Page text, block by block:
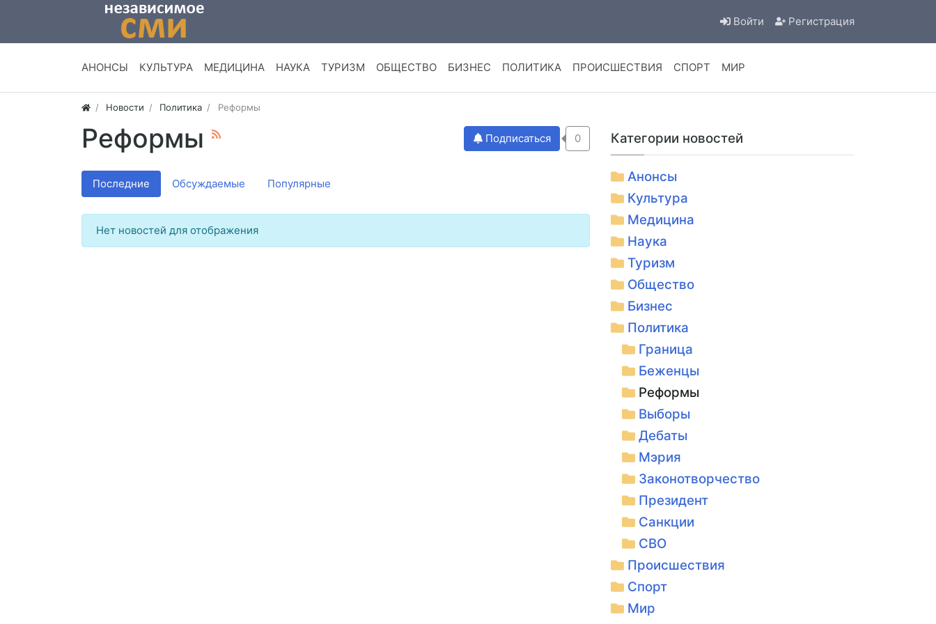
Войти Регистрация
АНОНСЫ КУЛЬТУРА МЕДИЦИНА НАУКА ТУРИЗМ ОБЩЕСТВО БИЗНЕС ПОЛИТИКА ПРОИСШЕСТВИЯ СПОРТ МИР
Новости Политика Реформы
Реформы Подписаться 0
Последние Обсуждаемые Популярные
Нет новостей для отображения
Категории новостей
Анонсы
Культура
Медицина
Наука
Туризм
Общество
Бизнес
Политика
Граница
Беженцы
Реформы
Выборы
Дебаты
Мэрия
Законотворчество
Президент
Санкции
СВО
Происшествия
Спорт
Мир